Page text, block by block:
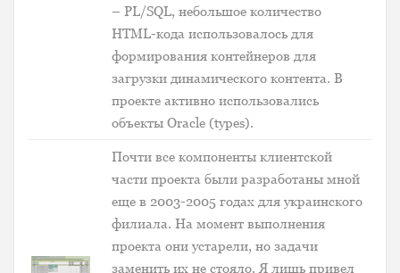
– PL/SQL, небольшое количество
HTML-кода использовалось для
формирования контейнеров для
загрузки динамического контента. В
проекте активно использовались
объекты Oracle (types).
Почти все компоненты клиентской
части проекта были разработаны мной
еще в 2003-2005 годах для украинского
филиала. На момент выполнения
проекта они устарели, но задачи
заменить их не стояло. Я лишь привел